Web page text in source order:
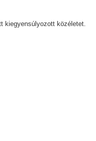
kiegyensúlyozott közéletet.